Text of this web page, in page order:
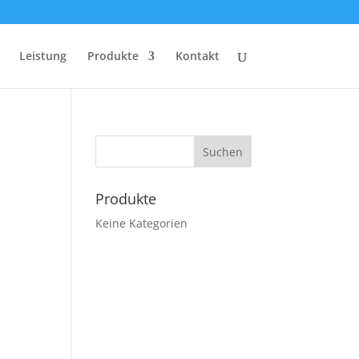
Leistung Produkte Kontakt
Produkte
Keine Kategorien